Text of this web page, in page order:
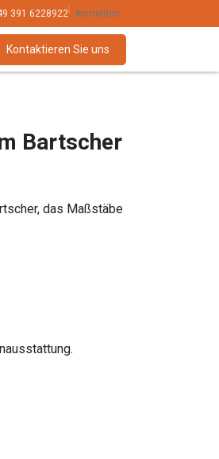
Marken
391 6228922 Anmelden
Kontaktieren Sie uns
Bartscher
das Maßstäbe